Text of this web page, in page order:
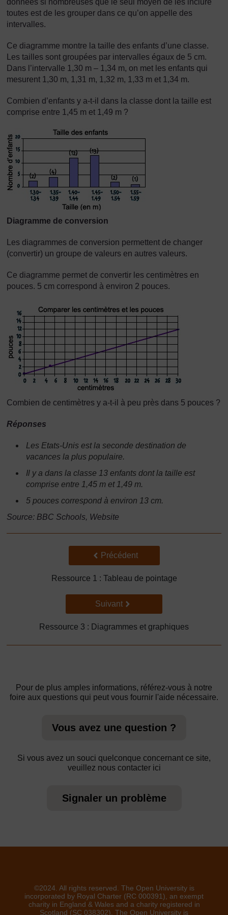
données si nombreuses que le seul moyen de les inclure
toutes est de les grouper dans ce qu’on appelle des
intervalles.
Ce diagramme montre la taille des enfants d’une classe.
Les tailles sont groupées par intervalles égaux de 5 cm.
Dans l’intervalle 1,30 m – 1,34 m, on met les enfants qui
mesurent 1,30 m, 1,31 m, 1,32 m, 1,33 m et 1,34 m.
Combien d’enfants y a-t-il dans la classe dont la taille est
comprise entre 1,45 m et 1,49 m ?
Diagramme de conversion
Les diagrammes de conversion permettent de changer
(convertir) un groupe de valeurs en autres valeurs.
Ce diagramme permet de convertir les centimètres en
pouces. 5 cm correspond à environ 2 pouces.
Combien de centimètres y a-t-il à peu près dans 5 pouces ?
Réponses
Les Etats-Unis est la seconde destination de
vacances la plus populaire.
Il y a dans la classe 13 enfants dont la taille est
comprise entre 1,45 m et 1,49 m.
5 pouces correspond à environ 13 cm.
Source: BBC Schools, Website
Précédent
Précédent
Ressource 1 : Tableau de pointage
Suivant
Suivant
Ressource 3 : Diagrammes et graphiques
Pour de plus amples informations, référez-vous à notre
foire aux questions qui peut vous fournir l'aide nécessaire.
Vous avez une question ?
Si vous avez un souci quelconque concernant ce site,
veuillez nous contacter ici
Signaler un problème
©2024. All rights reserved. The Open University is
incorporated by Royal Charter (RC 000391), an exempt
charity in England & Wales and a charity registered in
Scotland (SC 038302). The Open University is